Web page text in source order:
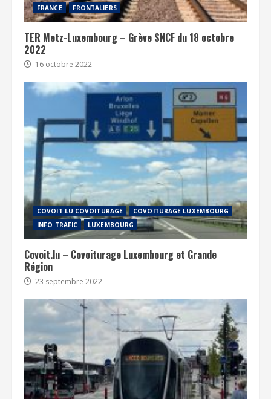
FRANCE
FRONTALIERS
TER Metz-Luxembourg – Grève SNCF du 18 octobre
2022
16 octobre 2022
COVOIT.LU COVOITURAGE
COVOITURAGE LUXEMBOURG
INFO TRAFIC
LUXEMBOURG
Covoit.lu – Covoiturage Luxembourg et Grande
Région
23 septembre 2022